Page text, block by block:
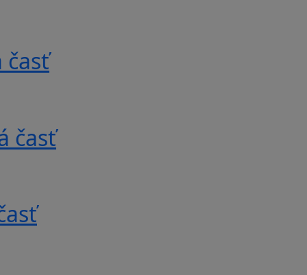
časť
časť